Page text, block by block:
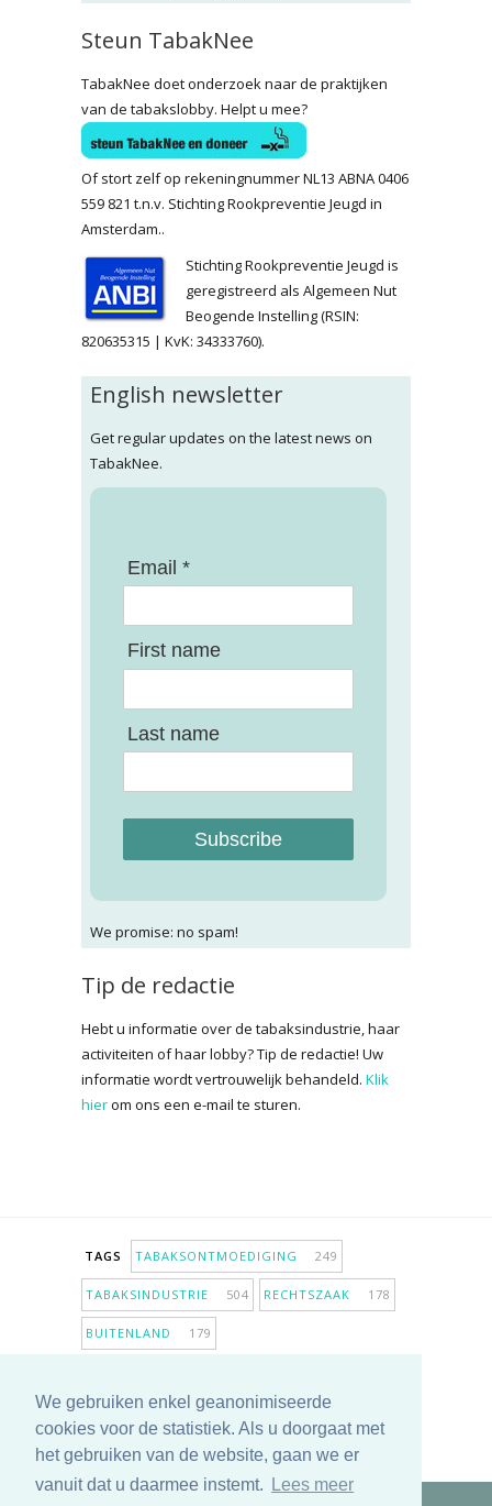
We gebruiken enkel geanonimiseerde
cookies voor de statistiek. Als u doorgaat met
het gebruiken van de website, gaan we er
vanuit dat u daarmee instemt.
Lees meer
Steun TabakNee
TabakNee doet onderzoek naar de praktijken
van de tabakslobby. Helpt u mee?
Of stort zelf op rekeningnummer NL13 ABNA 0406
559 821 t.n.v. Stichting Rookpreventie Jeugd in
Amsterdam..
Stichting Rookpreventie Jeugd is
geregistreerd als Algemeen Nut
Beogende Instelling (RSIN:
820635315 | KvK: 34333760).
English newsletter
Get regular updates on the latest news on
TabakNee.
Email *
First name
Last name
Subscribe
We promise: no spam!
Tip de redactie
Hebt u informatie over de tabaksindustrie, haar
activiteiten of haar lobby? Tip de redactie! Uw
informatie wordt vertrouwelijk behandeld. Klik
hierom ons een e-mail te sturen.
TAGS TABAKSONTMOEDIGING 249
TABAKSINDUSTRIE 504 RECHTSZAAK 178
BUITENLAND 179
ANTIROOKBELEID307 ONDERZOEK
MEER TAGS TONEN